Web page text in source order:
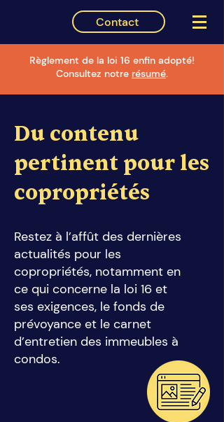
Contact
Règlement de la loi 16 enfin adopté!
Consultez notre résumé.
Du contenu
pertinent pour les
copropriétés
Restez à l’affût des dernières
actualités pour les
copropriétés, notamment en
ce qui concerne la loi 16 et
ses exigences, le fonds de
prévoyance et le carnet
d’entretien des immeubles à
condos.